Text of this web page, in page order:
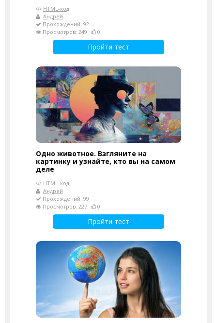
HTML-код
Андрей
Прохождений: 92
Просмотров: 249
0
Пройти тест
Одно животное. Взгляните на
картинку и узнайте, кто вы на самом
деле
HTML-код
Андрей
Прохождений: 99
Просмотров: 227
0
Пройти тест